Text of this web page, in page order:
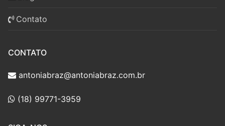
Contato
CONTATO
antoniabraz@antoniabraz.com.br
(18) 99771-3959